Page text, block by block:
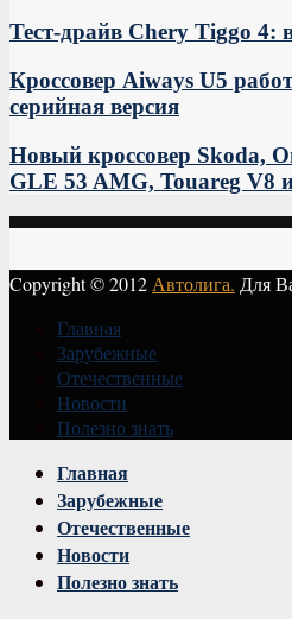
Тест-драйв Chery Tiggo 4:
Кроссовер Aiways U5
серийная версия
Новый кроссовер Skoda,
GLE 53 AMG, Touareg V8
Copyright © 2012Автолига. Для
Главная
Зарубежные
Отечественные
Новости
Полезно знать
Главная
Зарубежные
Отечественные
Новости
Полезно знать